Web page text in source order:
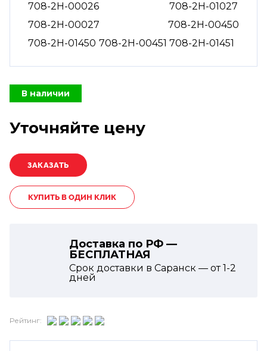
708-2H-00026
708-2H-01027
708-2H-00027
708-2H-00450
708-2H-01450 708-2H-00451 708-2H-01451
В наличии
Уточняйте цену
КУПИТЬ В ОДИН КЛИК
Доставка по РФ —
БЕСПЛАТНАЯ
Срок доставки в Саранск — от1-2
дней
Рейтинг: